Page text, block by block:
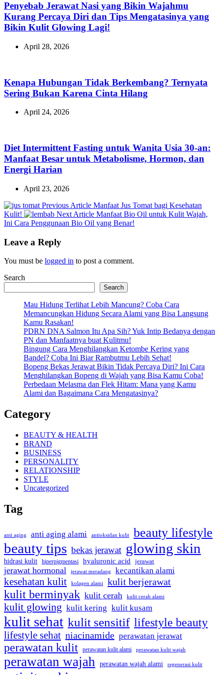
Penyebab Jerawat Nasi yang Bikin Wajahmu
Kurang Percaya Diri dan Tips Mengatasinya yang
Bikin Kulit Glowing Lagi!
April 28, 2026
Kenapa Hubungan Tidak Berkembang? Ternyata
Sering Bukan Karena Cinta Hilang
April 24, 2026
Diet Intermittent Fasting untuk Wanita Usia 30-an:
Manfaat Besar untuk Metabolisme, Hormon, dan
Energi Harian
April 23, 2026
Previous Article Previous
Post:
Manfaat Jus Tomat bagi Kesehatan
Kulit!
Next Article Next
Post:
Manfaat Bio Oil untuk Kulit Wajah,
Ini Cara Penggunaan Bio Oil yang Benar!
Leave a Reply
You must be logged in to post a comment.
Search
Search
Mau Hidung Terlihat Lebih Mancung? Coba Cara
Memancungkan Hidung Secara Alami yang Bisa Langsung
Kamu Rasakan!
PDRN DNA Salmon Itu Apa Sih? Yuk Intip Bedanya dengan
PN dan Manfaatnya buat Kulitmu!
Bingung Cara Menghilangkan Ketombe Kering yang
Bandel? Coba Ini Biar Rambutmu Lebih Sehat!
Bopeng Bekas Jerawat Bikin Tidak Percaya Diri? Ini Cara
Menghilangkan Bopeng di Wajah yang Bisa Kamu Coba!
Perbedaan Melasma dan Flek Hitam: Mana yang Kamu
Alami dan Bagaimana Cara Mengatasinya?
Category
BEAUTY & HEALTH
BRAND
BUSINESS
PERSONALITY
RELATIONSHIP
STYLE
Uncategorized
Tag
anti aging anti aging alami antioksidan kulit beauty lifestyle
beauty tips bekas jerawat glowing skin
hidrasi kulit hiperpigmentasi hyaluronic acid jerawat
jerawat hormonal jerawat meradang kecantikan alami
kesehatan kulit kolagen alami kulit berjerawat
kulit berminyak kulit cerah kulit cerah alami
kulit glowing kulit kering kulit kusam
kulit sehat kulit sensitif lifestyle beauty
lifestyle sehat niacinamide perawatan jerawat
perawatan kulit perawatan kulit alami perawatan kulit wajah
perawatan wajah perawatan wajah alami regenerasi kulit